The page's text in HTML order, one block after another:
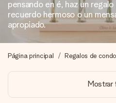
Nuestros regalos inspiran. Los
Google Reviews.
Crea algo único en pocos
un mensaje que llegue al
todo el amor para el momento.
pensando en é, haz un
recuerdo hermoso o un
apropiado.
Página principal Regalos de
Mostrar